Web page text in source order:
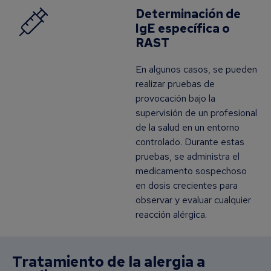
Determinación de
IgE específica o
RAST
En algunos casos, se pueden
realizar pruebas de
provocación bajo la
supervisión de un profesional
de la salud en un entorno
controlado. Durante estas
pruebas, se administra el
medicamento sospechoso
en dosis crecientes para
observar y evaluar cualquier
reacción alérgica.
Tratamiento de la alergia a